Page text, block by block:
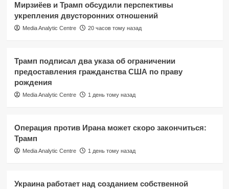
Мирзиёев и Трамп обсудили перспективы
укрепления двусторонних отношений
Media Analytic Centre 20 часов тому назад
Трамп подписал два указа об ограничении
предоставления гражданства США по праву
рождения
Media Analytic Centre 1 день тому назад
Операция против Ирана может скоро закончиться:
Трамп
Media Analytic Centre 1 день тому назад
Украина работает над созданием собственной